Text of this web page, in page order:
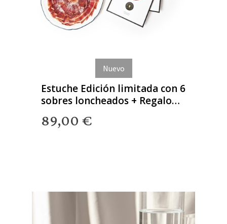
Nuevo
Estuche Edición limitada con 6
sobres loncheados + Regalo
89,00 €